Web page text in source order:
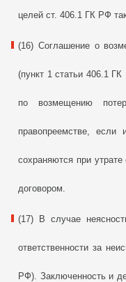
целей ст. 406.1 ГК РФ
(16) Соглашение о
(пункт 1 статьи 406.1
по возмещению
правопреемстве,
сохраняются при
договором.
(17) В случае
ответственности за
РФ). Заключенность и